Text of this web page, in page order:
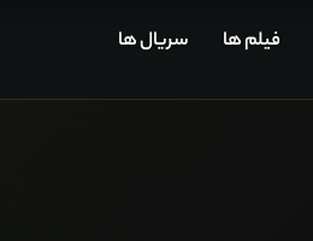
فیلم ها سریال ها